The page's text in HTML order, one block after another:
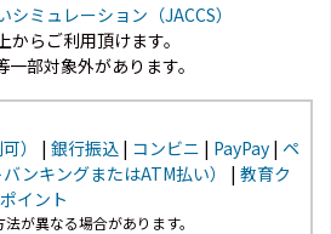
ミュレーション（JACCS）
らご利用頂けます。
部対象外があります。
）
| 銀行振込 | コンビニ | PayPay | ペ
ンキングまたはATM払い）
| 教育ク
ポイント
が異なる場合があります。